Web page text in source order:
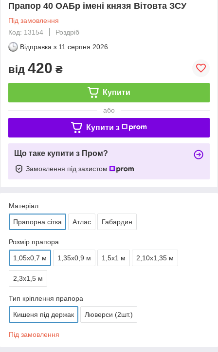
Прапор 40 ОАБр імені князя Вітовта ЗСУ
Під замовлення
Код: 13154
Роздріб
Відправка з 11 серпня 2026
від 420 ₴
Купити
або
Купити з
Що таке купити з Пром?
Замовлення під захистом
Матеріал
Прапорна сітка Атлас Габардин
Розмір прапора
1,05х0,7 м 1,35х0,9 м 1,5х1 м 2,10х1,35 м
2,3х1,5 м
Тип кріплення прапора
Кишеня під держак Люверси (2шт.)
Під замовлення